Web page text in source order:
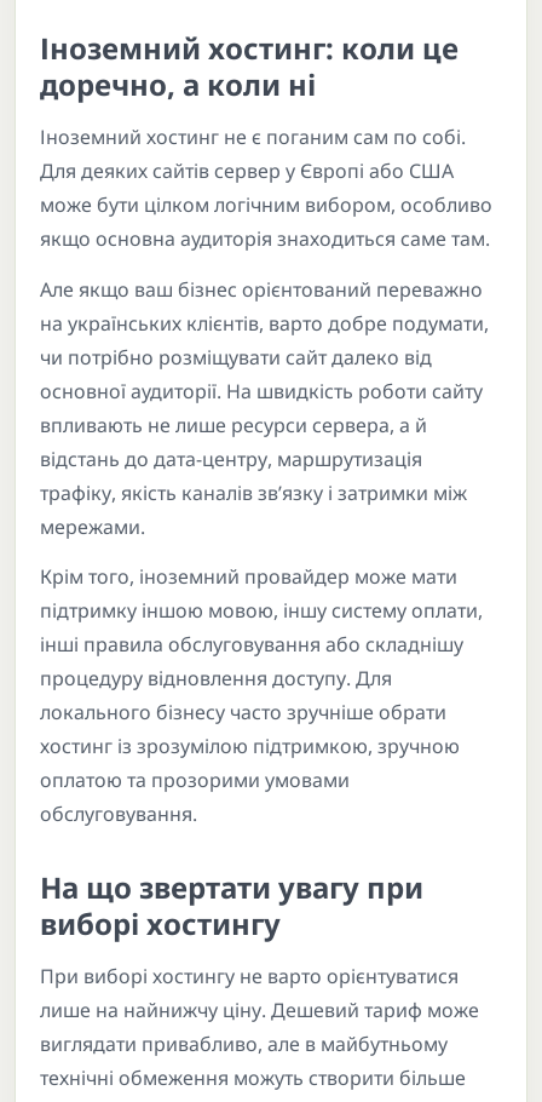
Іноземний хостинг: коли це
доречно, а коли ні
Іноземний хостинг не є поганим сам по собі.
Для деяких сайтів сервер у Європі або США
може бути цілком логічним вибором, особливо
якщо основна аудиторія знаходиться саме там.
Але якщо ваш бізнес орієнтований переважно
на українських клієнтів, варто добре подумати,
чи потрібно розміщувати сайт далеко від
основної аудиторії. На швидкість роботи сайту
впливають не лише ресурси сервера, а й
відстань до дата-центру, маршрутизація
трафіку, якість каналів зв’язку і затримки між
мережами.
Крім того, іноземний провайдер може мати
підтримку іншою мовою, іншу систему оплати,
інші правила обслуговування або складнішу
процедуру відновлення доступу. Для
локального бізнесу часто зручніше обрати
хостинг із зрозумілою підтримкою, зручною
оплатою та прозорими умовами
обслуговування.
На що звертати увагу при
виборі хостингу
При виборі хостингу не варто орієнтуватися
лише на найнижчу ціну. Дешевий тариф може
виглядати привабливо, але в майбутньому
технічні обмеження можуть створити більше